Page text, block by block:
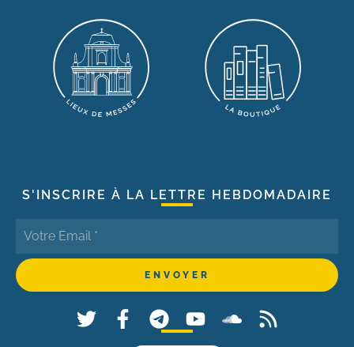
S'INSCRIRE À LA LETTRE HEBDOMADAIRE